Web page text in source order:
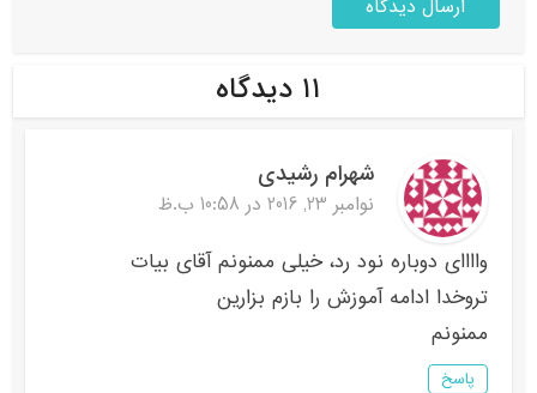
۱۱ دیدگاه
شهرام رشيدى
نوامبر 23, 2016 در 10:58 ب.ظ
وااااى دوباره نود رد، خیلى ممنونم آقاى بیات
تروخدا ادامه آموزش را بازم بزارین
ممنونم
پاسخ